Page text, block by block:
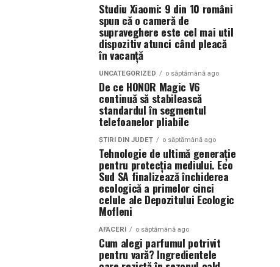
Studiu Xiaomi: 9 din 10 români
spun că o cameră de
supraveghere este cel mai util
dispozitiv atunci când pleacă
în vacanță
UNCATEGORIZED o săptămână ago
De ce HONOR Magic V6
continuă să stabilească
standardul în segmentul
telefoanelor pliabile
ȘTIRI DIN JUDEȚ o săptămână ago
Tehnologie de ultimă generație
pentru protecția mediului. Eco
Sud SA finalizează închiderea
ecologică a primelor cinci
celule ale Depozitului Ecologic
Mofleni
AFACERI o săptămână ago
Cum alegi parfumul potrivit
pentru vară? Ingredientele